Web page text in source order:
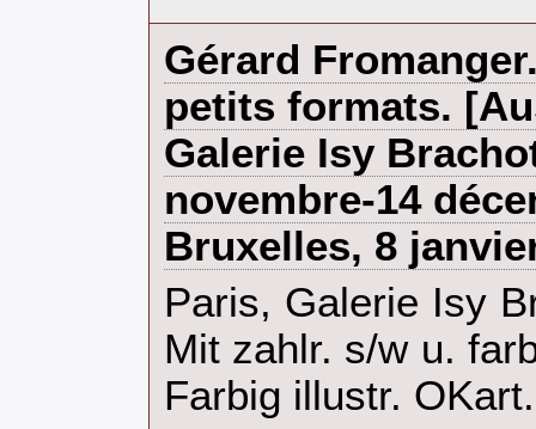
‎Gérard
petits formats.
Galerie Isy
novembre-14
Bruxelles, 8
‎Paris, Galerie Isy
Mit zahlr. s/w u.
Farbig illustr. OKart.‎